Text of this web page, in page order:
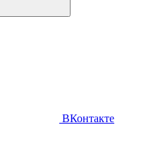
ВКонтакте